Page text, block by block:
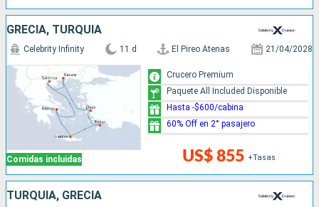
GRECIA, TURQUÍA
Comidas incluidas
Celebrity Infinity 11 d El Pireo Atenas 21/04/2028
US$ 855 +Tasas
Crucero Premium
Paquete All Included Disponible
Hasta -$600/cabina
60% Off en 2° pasajero
TURQUÍA, GRECIA